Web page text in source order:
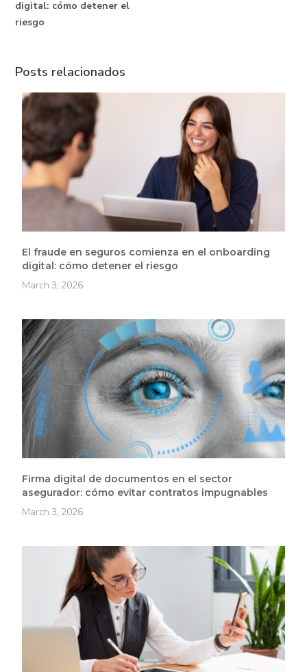
digital: cómo detener el
riesgo
Posts relacionados
El fraude en seguros comienza en el onboarding
digital: cómo detener el riesgo
March 3, 2026
Firma digital de documentos en el sector
asegurador: cómo evitar contratos impugnables
March 3, 2026